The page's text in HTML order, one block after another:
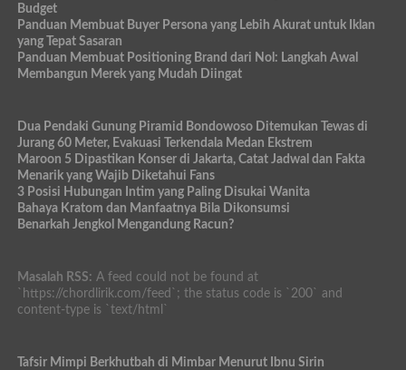
Budget
Panduan Membuat Buyer Persona yang Lebih Akurat untuk Iklan
yang Tepat Sasaran
Panduan Membuat Positioning Brand dari Nol: Langkah Awal
Membangun Merek yang Mudah Diingat
Dua Pendaki Gunung Piramid Bondowoso Ditemukan Tewas di
Jurang 60 Meter, Evakuasi Terkendala Medan Ekstrem
Maroon 5 Dipastikan Konser di Jakarta, Catat Jadwal dan Fakta
Menarik yang Wajib Diketahui Fans
3 Posisi Hubungan Intim yang Paling Disukai Wanita
Bahaya Kratom dan Manfaatnya Bila Dikonsumsi
Benarkah Jengkol Mengandung Racun?
Masalah RSS: A feed could not be found at
`https://chordlirik.com/feed`; the status code is `200` and
content-type is `text/html`
Tafsir Mimpi Berkhutbah di Mimbar Menurut Ibnu Sirin